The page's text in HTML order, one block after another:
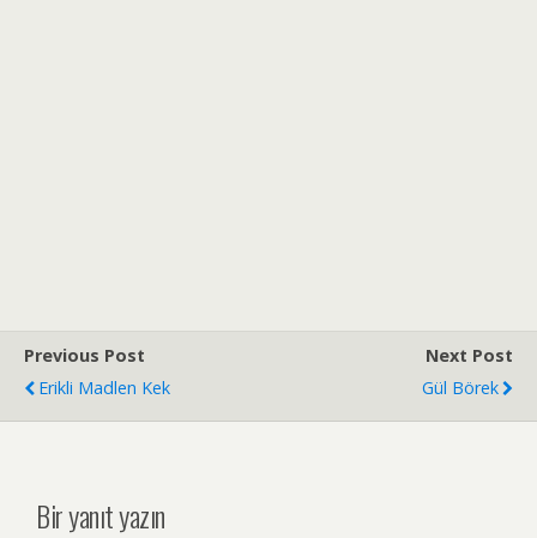
Previous Post
Erikli Madlen Kek
Next Post
Gül Börek
Bir yanıt yazın